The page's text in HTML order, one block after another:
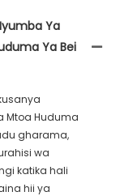
Ya
Ya Bei
Mtoa Huduma
gharama,
wa
katika hali
hii ya